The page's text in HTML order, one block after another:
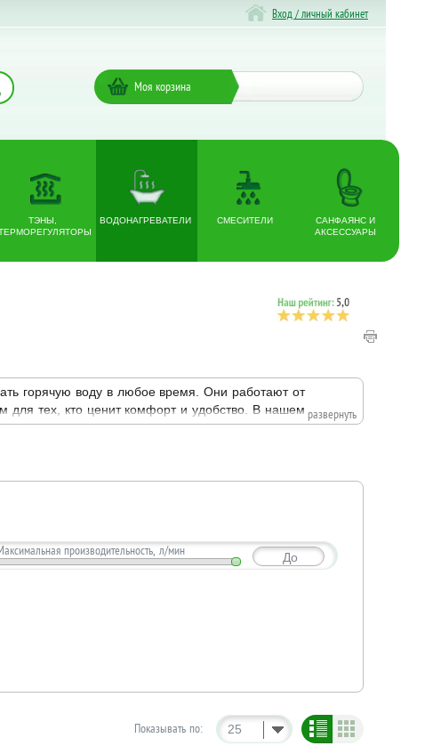
Вход / личный кабинет
Моя корзина
ТЭНЫ,
ВОДОНАГРЕВАТЕЛИ СМЕСИТЕЛИ
САНФАЯНС И
АКСЕССУАРЫ
горячую воду в любое время. Они работают от
для тех, кто ценит комфорт и удобство. В нашем
отличаются высокой производительностью,
развернуть
До
производительность, л/мин
25
Показывать по: